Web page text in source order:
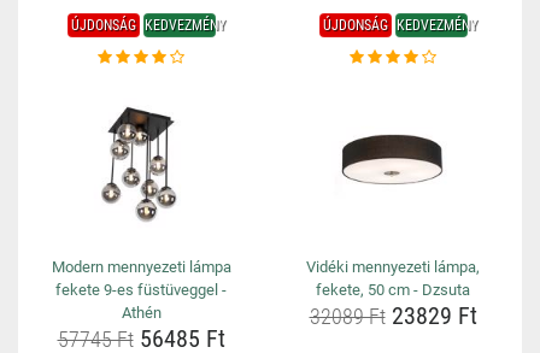
ÚJDONSÁG KEDVEZMÉNY
Modern mennyezeti lámpa
fekete 9-es füstüveggel -
Athén
57745 Ft56485 Ft
ÚJDONSÁG KEDVEZMÉNY
Vidéki mennyezeti lámpa,
fekete, 50 cm - Dzsuta
32089 Ft23829 Ft